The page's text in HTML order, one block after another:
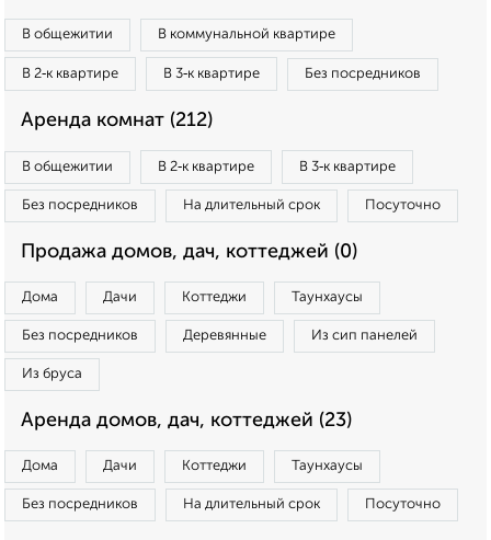
В общежитии В коммунальной квартире
В 2‑к квартире В 3‑к квартире Без посредников
Аренда комнат (212)
В общежитии В 2‑к квартире В 3‑к квартире
Без посредников На длительный срок Посуточно
Продажа домов, дач, коттеджей (0)
Дома Дачи Коттеджи Таунхаусы
Без посредников Деревянные Из сип панелей
Из бруса
Аренда домов, дач, коттеджей (23)
Дома Дачи Коттеджи Таунхаусы
Без посредников На длительный срок Посуточно